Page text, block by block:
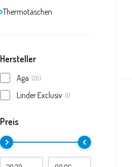
Thermotaschen
Hersteller
Aga (20)
Linder Exclusiv (1)
Preis